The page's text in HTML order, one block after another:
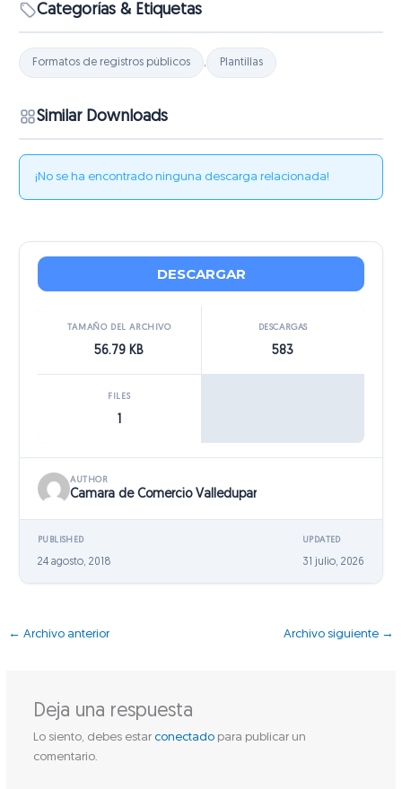
Categorías & Etiquetas
Formatos de registros públicos , Plantillas
Similar Downloads
¡No se ha encontrado ninguna descarga relacionada!
DESCARGAR
TAMAÑO DEL ARCHIVO
56.79 KB
DESCARGAS
583
FILES
AUTHOR
Camara de Comercio Valledupar
PUBLISHED
24 agosto, 2018
UPDATED
31 julio, 2026
← Archivo anterior Archivo siguiente →
Deja una respuesta
Lo siento, debes estar conectadopara publicar un
comentario.